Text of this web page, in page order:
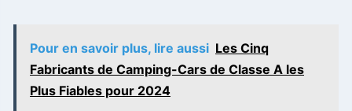
Pour en savoir plus, lire aussi Les Cinq
Fabricants de Camping-Cars de Classe A les
Plus Fiables pour 2024